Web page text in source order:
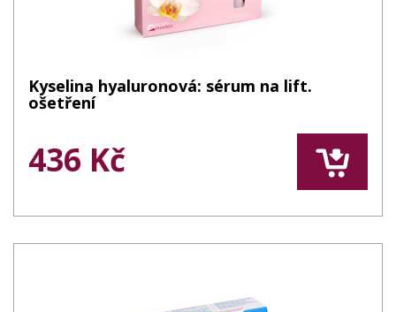
Kyselina hyaluronová: sérum na lift.
ošetření
436 Kč